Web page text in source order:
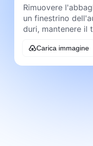
Carica immagine